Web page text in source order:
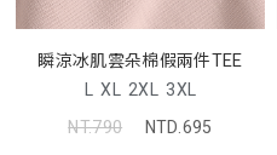
瞬涼冰肌雲朵棉假兩件TEE
L XL 2XL 3XL
NT.790
NTD.695